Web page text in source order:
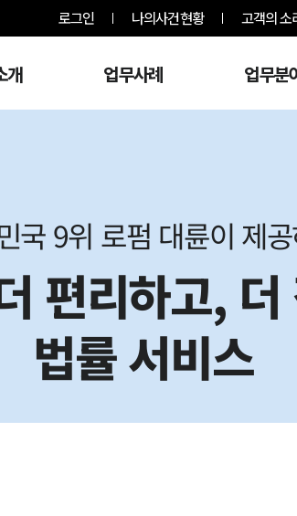
로그인 나의사건현황 고객의 소
개 업무사례 업무분
국 9위 로펌 대륜이 제
편리하고,
법률 서비스